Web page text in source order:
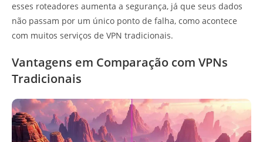
esses roteadores aumenta a segurança, já que seus dados
não passam por um único ponto de falha, como acontece
com muitos serviços de VPN tradicionais.
Vantagens em Comparação com VPNs
Tradicionais